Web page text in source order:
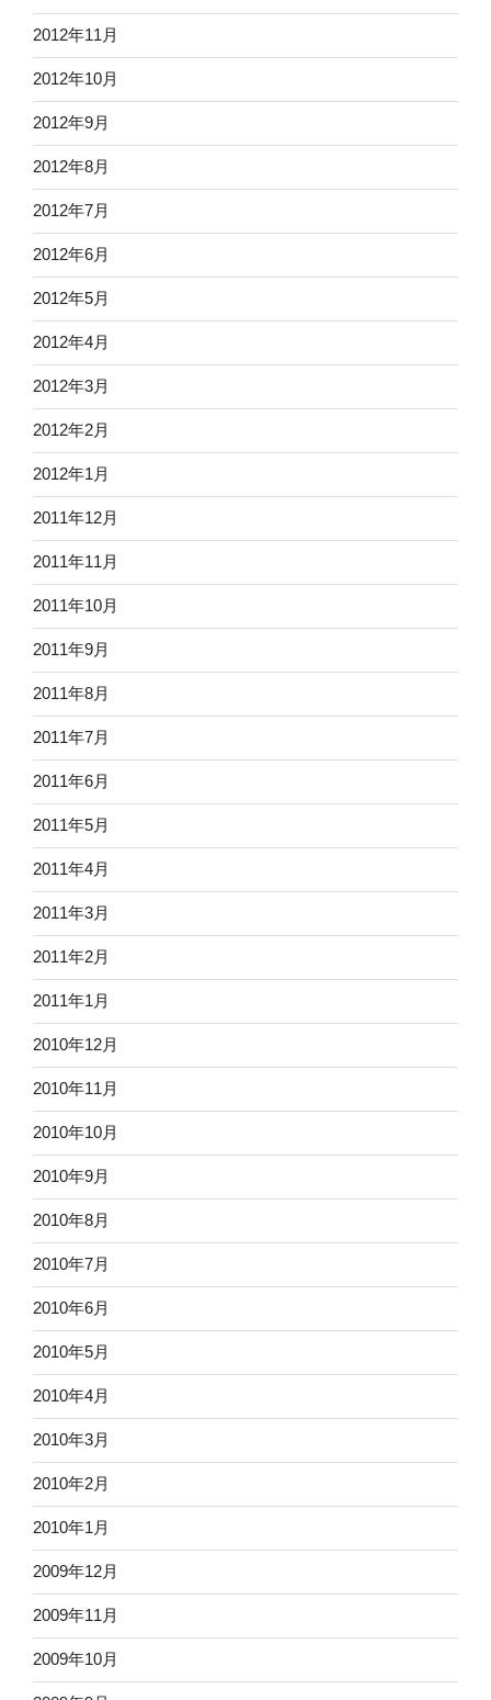
2012年11月
2012年10月
2012年9月
2012年8月
2012年7月
2012年6月
2012年5月
2012年4月
2012年3月
2012年2月
2012年1月
2011年12月
2011年11月
2011年10月
2011年9月
2011年8月
2011年7月
2011年6月
2011年5月
2011年4月
2011年3月
2011年2月
2011年1月
2010年12月
2010年11月
2010年10月
2010年9月
2010年8月
2010年7月
2010年6月
2010年5月
2010年4月
2010年3月
2010年2月
2010年1月
2009年12月
2009年11月
2009年10月